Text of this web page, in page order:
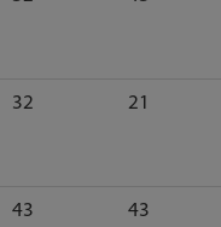
32 21
43 43